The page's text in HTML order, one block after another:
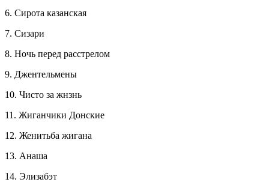
6. Сирота казанская
7. Сизари
8. Ночь перед расстрелом
9. Джентельмены
10. Чисто за жнзнь
11. Жиганчики Донские
12. Женитьба жигана
13. Анаша
14. Элизабэт